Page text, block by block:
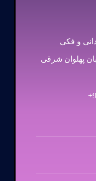
و فکی
پهلوان شرقی